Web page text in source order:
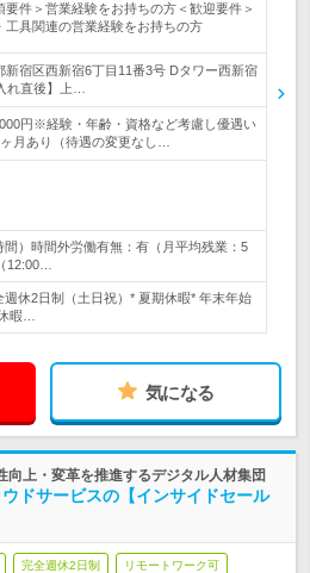
要件＞営業経験をお持ちの方＜歓迎要件＞
工具関連の営業経験をお持ちの方
新宿区西新宿6丁目11番3号 Dタワー西新宿
れ直後】上…
円※経験・年齢・資格など考慮し優遇い
月あり（待遇の変更なし…
間）時間外労働有無：有（月平均残業：5
12:00…
週休2日制（土日祝）* 夏期休暇* 年末年始
暇…
気になる
向上・変革を推進するデジタル人材集団
ウドサービスの【インサイドセール
完全週休2日制 リモートワーク可